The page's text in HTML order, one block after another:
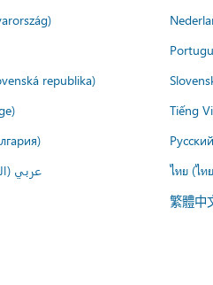
republika)
Tiếng
عربي ไทย (ไท
繁體中